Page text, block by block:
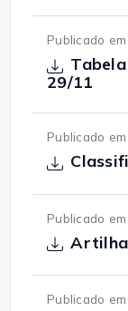
Publicado
29/11
Publicado
Publicado
Publicado